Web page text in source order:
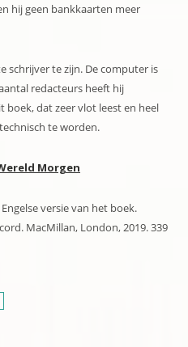
hij geen bankkaarten meer
schrijver te zijn. De computer is
redacteurs heeft hij
dat zeer vlot leest en heel
te worden.
Morgen
versie van het boek.
MacMillan, London, 2019. 339